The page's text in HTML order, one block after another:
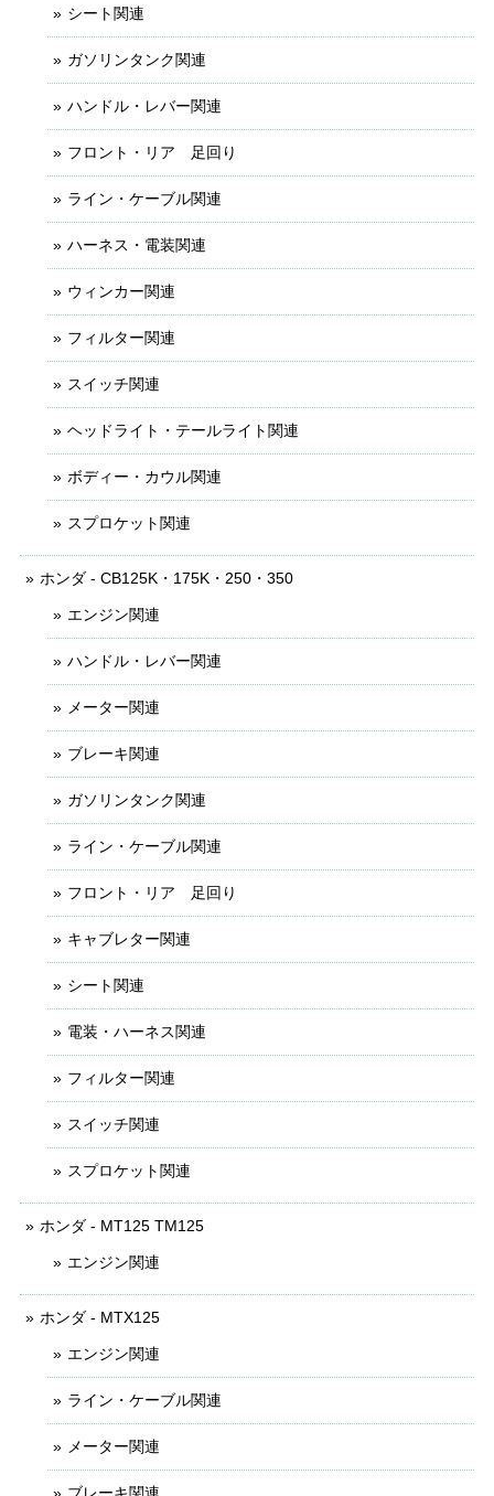
シート関連
ガソリンタンク関連
ハンドル・レバー関連
フロント・リア 足回り
ライン・ケーブル関連
ハーネス・電装関連
ウィンカー関連
フィルター関連
スイッチ関連
ヘッドライト・テールライト関連
ボディー・カウル関連
スプロケット関連
ホンダ - CB125K・175K・250・350
エンジン関連
ハンドル・レバー関連
メーター関連
ブレーキ関連
ガソリンタンク関連
ライン・ケーブル関連
フロント・リア 足回り
キャブレター関連
シート関連
電装・ハーネス関連
フィルター関連
スイッチ関連
スプロケット関連
ホンダ - MT125 TM125
エンジン関連
ホンダ - MTX125
エンジン関連
ライン・ケーブル関連
メーター関連
ブレーキ関連